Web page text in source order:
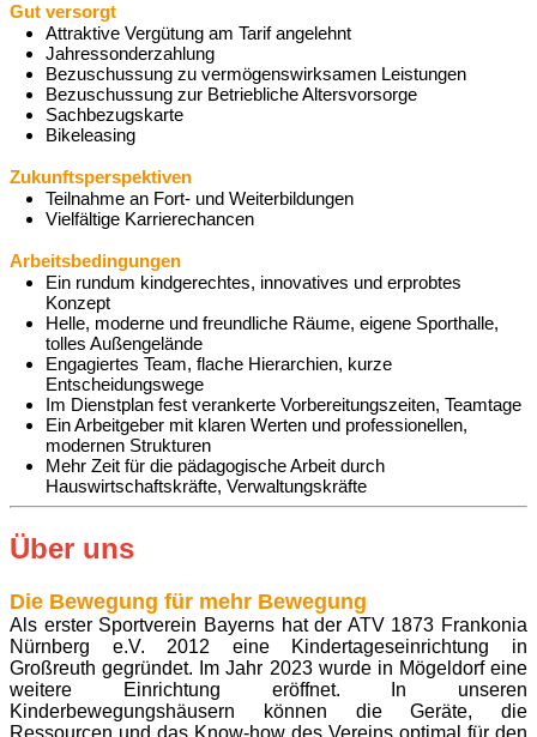
Gut versorgt
Attraktive Vergütung am Tarif angelehnt
Jahressonderzahlung
Bezuschussung zu vermögenswirksamen Leistungen
Bezuschussung zur Betriebliche Altersvorsorge
Sachbezugskarte
Bikeleasing
Zukunftsperspektiven
Teilnahme an Fort- und Weiterbildungen
Vielfältige Karrierechancen
Arbeitsbedingungen
Ein rundum kindgerechtes, innovatives und erprobtes
Konzept
Helle, moderne und freundliche Räume, eigene Sporthalle,
tolles Außengelände
Engagiertes Team, flache Hierarchien, kurze
Entscheidungswege
Im Dienstplan fest verankerte Vorbereitungszeiten, Teamtage
Ein Arbeitgeber mit klaren Werten und professionellen,
modernen Strukturen
Mehr Zeit für die pädagogische Arbeit durch
Hauswirtschaftskräfte, Verwaltungskräfte
Über uns
Die Bewegung für mehr Bewegung
Als erster Sportverein Bayerns hat der ATV 1873 Frankonia
Nürnberg e.V. 2012 eine Kindertageseinrichtung in
Großreuth gegründet. Im Jahr 2023 wurde in Mögeldorf eine
weitere Einrichtung eröffnet. In unseren
Kinderbewegungshäusern können die Geräte, die
Ressourcen und das Know-how des Vereins optimal für den